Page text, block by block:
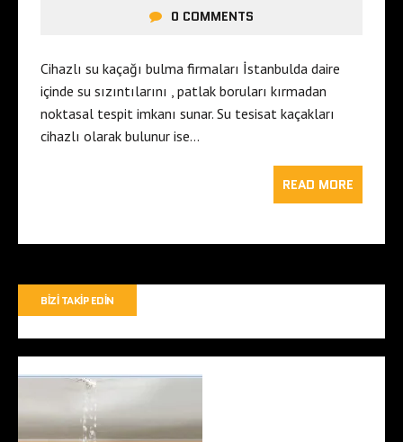
0 COMMENTS
Cihazlı su kaçağı bulma firmaları İstanbulda daire
içinde su sızıntılarını , patlak boruları kırmadan
noktasal tespit imkanı sunar. Su tesisat kaçakları
cihazlı olarak bulunur ise…
READ MORE
BIZI TAKIP EDIN